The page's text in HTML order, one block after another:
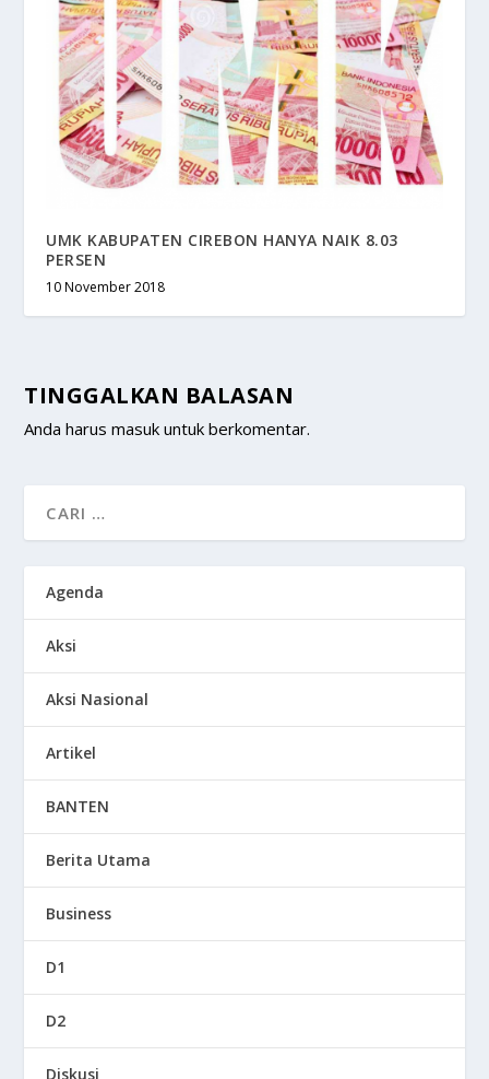
UMK KABUPATEN CIREBON HANYA NAIK 8.03
PERSEN
10 November 2018
TINGGALKAN BALASAN
Anda harusmasuk untuk berkomentar.
Agenda
Aksi
Aksi Nasional
Artikel
BANTEN
Berita Utama
Business
D1
D2
Diskusi